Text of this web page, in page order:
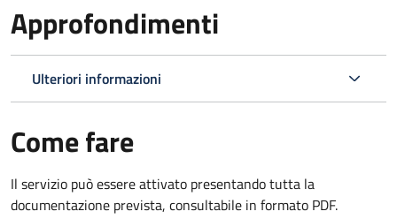
Approfondimenti
Ulteriori informazioni
Come fare
Il servizio può essere attivato presentando tutta la
documentazione prevista, consultabile in formato PDF.